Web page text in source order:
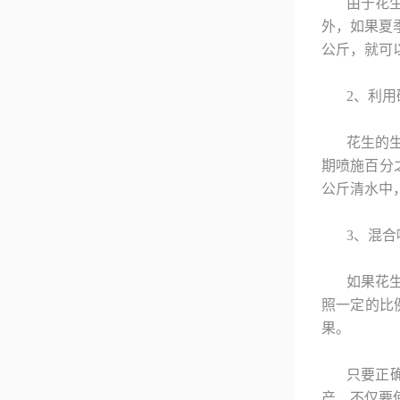
由于花
外，如果夏
公斤，就可
2、利
花生的
期喷施百分
公斤清水中
3、混
如果花
照一定的比
果。
只要正